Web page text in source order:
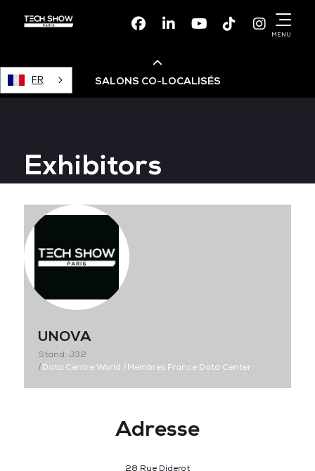
FacebookLinkedinYoutubeTikTok
MENU
FR SALONS CO-LOCALISÉS
Devops Live
Cloud & Cyber Security
Data & AI Leaders Summit
Data Centre World
Exhibitors
UNOVA
Stand: J32
|Data Centre World |Membres France Data Center
Adresse
28 Rue Diderot